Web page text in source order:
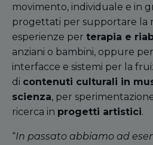
movimento, individuale e in
progettati per supportare la
esperienze per terapia e
anziani o bambini, oppure
interfacce e sistemi per la
di contenuti culturali in
scienza, per
ricerca in progetti artistici.
“In passato abbiamo ad